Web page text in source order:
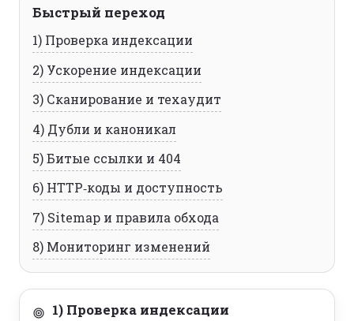
Быстрый переход
1) Проверка индексации
2) Ускорение индексации
3) Сканирование и техаудит
4) Дубли и каноникал
5) Битые ссылки и 404
6) HTTP‑коды и доступность
7) Sitemap и правила обхода
8) Мониторинг изменений
1) Проверка индексации